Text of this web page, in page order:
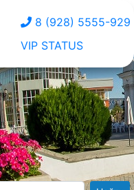
8 (928) 5555-929
VIP STATUS